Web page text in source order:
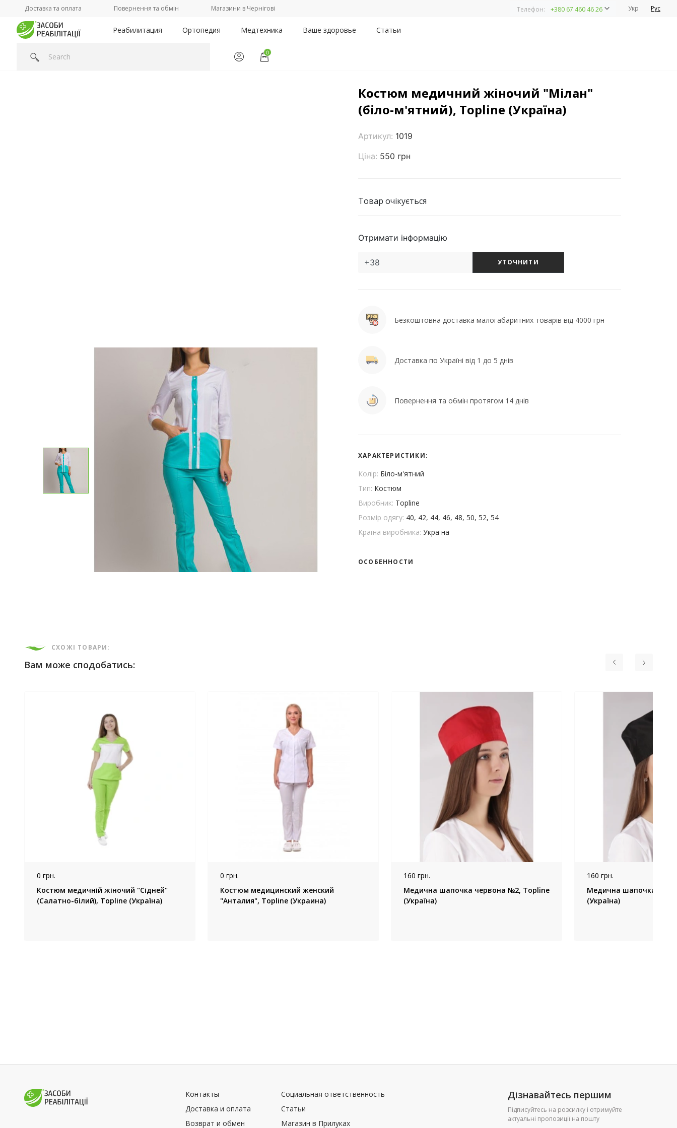
Доставка та оплата Повернення та обмін Магазини в Чернігові Телефон: +380 67 460 46 26 Укр Рус
Реабилитация Ортопедия Медтехника Ваше здоровье Статьи
0
Головна/Категорії / /Костюм медичний жіночий "Мілан" (біло-м'ятний), Topline (Україна)
Костюм медичний жіночий "Мілан"
(біло-м'ятний), Topline (Україна)
Артикул: 1019
Ціна: 550 грн
Товар очікується
Отримати інформацію
УТОЧНИТИ
Безкоштовна доставка малогабаритних товарів від 4000 грн
Доставка по Україні від 1 до 5 днів
Повернення та обмін протягом 14 днів
ХАРАКТЕРИСТИКИ:
Колір: Біло-м'ятний
Тип: Костюм
Виробник: Topline
Розмір одягу: 40, 42, 44, 46, 48, 50, 52, 54
Країна виробника: Україна
ОСОБЕННОСТИ
СХОЖІ ТОВАРИ:
Вам може сподобатись:
0 грн.
Костюм медичній жіночий "Сідней"
(Салатно-білий), Topline (Україна)
0 грн.
Костюм медицинский женский
"Анталия", Topline (Украина)
160 грн.
Медична шапочка червона №2, Topline
(Україна)
160 грн.
Медична шапочка
(Україна)
Контакты
Доставка и оплата
Возврат и обмен
Социальная ответственность
Статьи
Магазин в Прилуках
Дізнавайтесь першим
Підписуйтесь на розсилку і отримуйте
актуальні пропозиції на пошту